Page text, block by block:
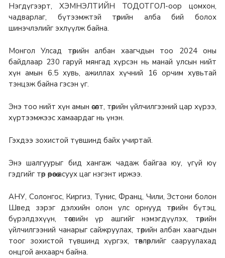
Нэгдүгээрт, ХЭМНЭЛТИЙН ТОДОТГОЛ-оор цомхон,
чадварлаг, бүтээмжтэй төрийн алба бий болох
шинэчлэлийг эхлүүлж байна.
Монгол Улсад төрийн албан хаагчдын тоо 2024 оны
байдлаар 230 гаруй мянгад хүрсэн нь манай улсын нийт
хүн амын 6.5 хувь, ажиллах хүчний 16 орчим хувьтай
тэнцэж байна гэсэн үг.
Энэ тоо нийт хүн амын өсөлт, төрийн үйлчилгээний цар хүрээ,
хүртээмжээс хамаардаг нь үнэн.
Гэхдээ зохистой түвшинд байх учиртай.
Энэ шалгуурыг бид хангаж чадаж байгаа юу, үгүй юү
гэдгийг төр өөрөөсөө асуух цаг нэгэнт иржээ.
АНУ, Солонгос, Киргиз, Тунис, Франц, Чили, Эстони болон
Швед зэрэг дэлхийн олон улс орнууд төрийн бүтэц,
бүрэлдэхүүн, төсвийн үр ашгийг нэмэгдүүлэх, төрийн
үйлчилгээний чанарыг сайжруулах, төрийн албан хаагчдын
тоог зохистой түвшинд хүргэх, төвлөрлийг сааруулахад
онцгой анхаарч байна.